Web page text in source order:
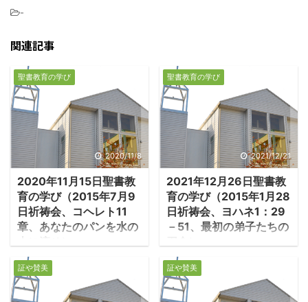
-
関連記事
聖書教育の学び
2020/11/8
2020年11月15日聖書教
育の学び（2015年7月9
日祈祷会、コヘレト11
章、あなたのパンを水の
1.あなたのパンを水の
上に流せ ・コヘレト
11：1は同書で最も知られ
聖書教育の学び
2021/12/21
2021年12月26日聖書教
育の学び（2015年1月28
日祈祷会、ヨハネ1：29
－51、最初の弟子たちの
1.「神の小羊」という
ヨハネのイエス紹介 ・
イエスは洗礼者ヨハネの
証や賛美 証や賛美